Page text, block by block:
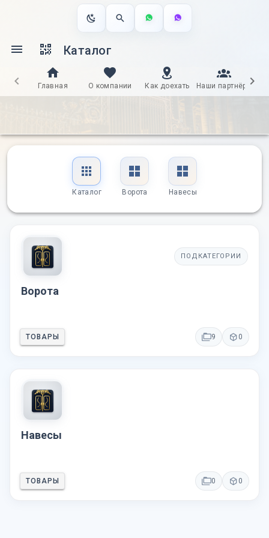
Каталог
Главная О компании Как доехать Наши партнёры
Каталог Ворота Навесы
ПОДКАТЕГОРИИ
Ворота
ТОВАРЫ 9 0
Навесы
ТОВАРЫ 0 0